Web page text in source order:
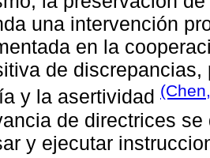
una intervención
en la
de
y la asertividad
de directrices
y ejecutar